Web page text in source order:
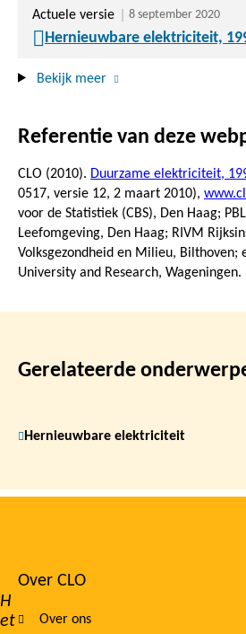
Actuele versie 8 september 2020
Hernieuwbare elektriciteit,
Bekijk meer
Referentie van deze
CLO (2010). Duurzame elektriciteit,
0517, versie 12, 2 maart 2010),
voor de Statistiek (CBS), Den Haag;
Leefomgeving, Den Haag; RIVM
Volksgezondheid en Milieu, Bilthoven;
University and Research, Wageningen.
Gerelateerde
Hernieuwbare elektriciteit
H
et
Footer
navigation
Over CLO
Over ons